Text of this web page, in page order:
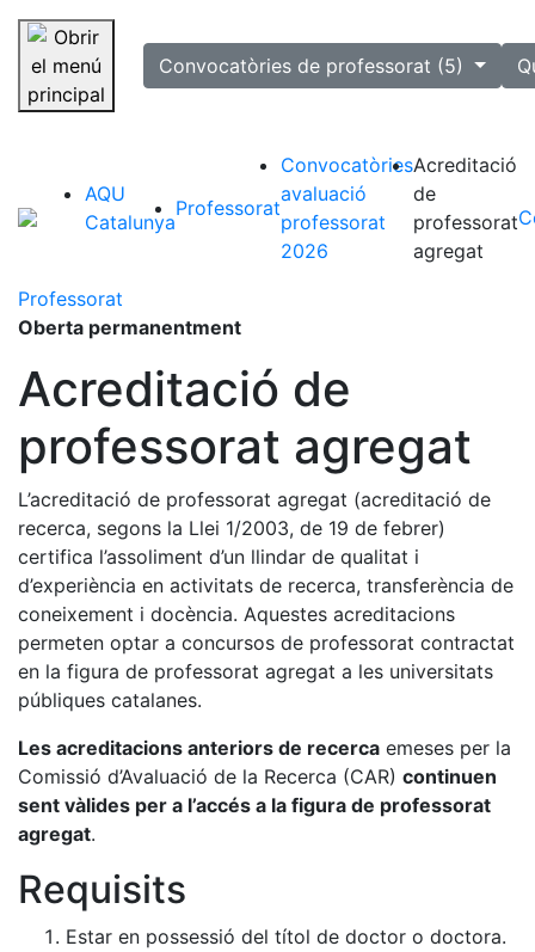
Saltar la navegació
selectedConvocatòries de professorat (5)
AQU
Catalunya
Professorat
Convocatòries
avaluació
professorat
2026
Acreditació
de
professorat
agregat
Professorat
Oberta permanentment
Acreditació de
professorat agregat
L’acreditació de professorat agregat (acreditació de
recerca, segons la Llei 1/2003, de 19 de febrer)
certifica l’assoliment d’un llindar de qualitat i
d’experiència en activitats de recerca, transferència de
coneixement i docència. Aquestes acreditacions
permeten optar a concursos de professorat contractat
en la figura de professorat agregat a les universitats
públiques catalanes.
Les acreditacions anteriors de recerca emeses per la
Comissió d’Avaluació de la Recerca (CAR) continuen
sent vàlides per a l’accés a la figura de professorat
agregat.
Requisits
Estar en possessió del títol de doctor o doctora.